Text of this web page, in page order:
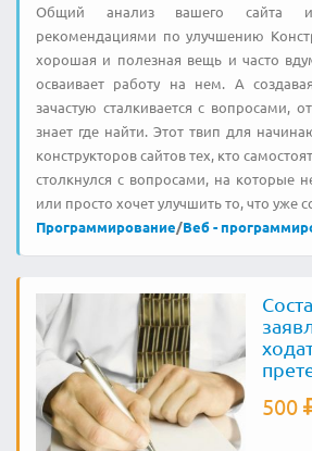
Общий анализ вашего сайта и
рекомендациями по улучшению
хорошая и полезная вещь и часто
осваивает работу на нем. А
зачастую сталкивается с вопросами,
знает где найти. Этот твип для
конструкторов сайтов тех, кто
столкнулся с вопросами, на которые
или просто хочет улучшить то, что уже
Программирование/Веб -
500